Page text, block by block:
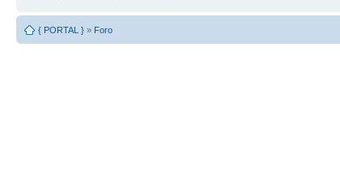
{ PORTAL } » Foro